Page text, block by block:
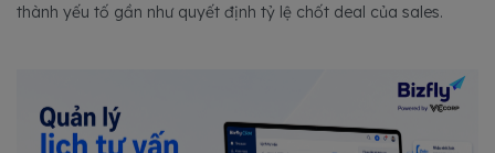
thành yếu tố gần như quyết định tỷ lệ chốt deal của sales.